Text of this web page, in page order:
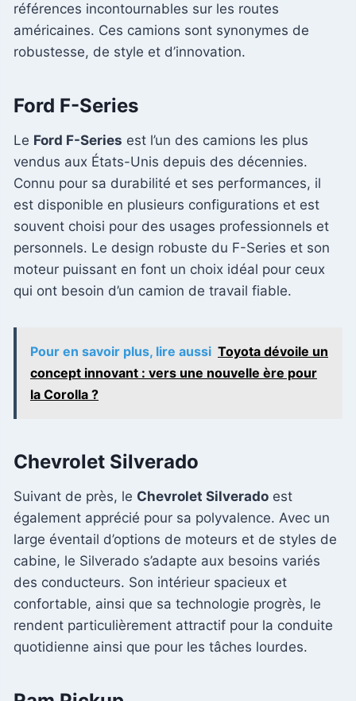
références incontournables sur les routes
américaines. Ces camions sont synonymes de
robustesse, de style et d’innovation.
Ford F-Series
Le Ford F-Series est l’un des camions les plus
vendus aux États-Unis depuis des décennies.
Connu pour sa durabilité et ses performances, il
est disponible en plusieurs configurations et est
souvent choisi pour des usages professionnels et
personnels. Le design robuste du F-Series et son
moteur puissant en font un choix idéal pour ceux
qui ont besoin d’un camion de travail fiable.
Pour en savoir plus, lire aussi Toyota dévoile un
concept innovant : vers une nouvelle ère pour
la Corolla ?
Chevrolet Silverado
Suivant de près, le Chevrolet Silverado est
également apprécié pour sa polyvalence. Avec un
large éventail d’options de moteurs et de styles de
cabine, le Silverado s’adapte aux besoins variés
des conducteurs. Son intérieur spacieux et
confortable, ainsi que sa technologie progrès, le
rendent particulièrement attractif pour la conduite
quotidienne ainsi que pour les tâches lourdes.